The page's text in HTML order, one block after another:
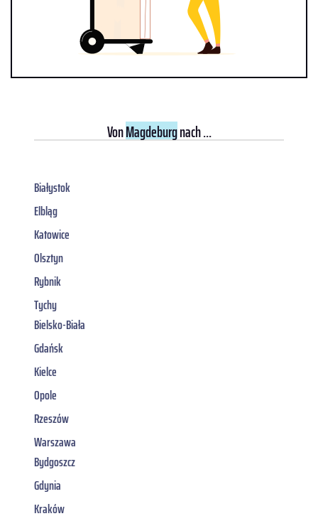
VonMagdeburgnach ...
Białystok
Elbląg
Katowice
Olsztyn
Rybnik
Tychy
Bielsko-Biała
Gdańsk
Kielce
Opole
Rzeszów
Warszawa
Bydgoszcz
Gdynia
Kraków